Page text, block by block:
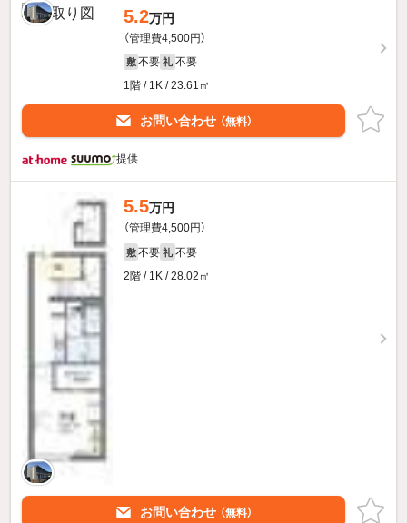
5.2万円
（管理費4,500円）
敷 不要 礼 不要
1階 / 1K / 23.61㎡
お問い合わせ （無料）
提供
5.5万円
（管理費4,500円）
敷 不要 礼 不要
2階 / 1K / 28.02㎡
お問い合わせ （無料）